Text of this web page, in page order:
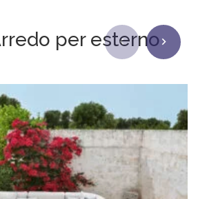
per esterno